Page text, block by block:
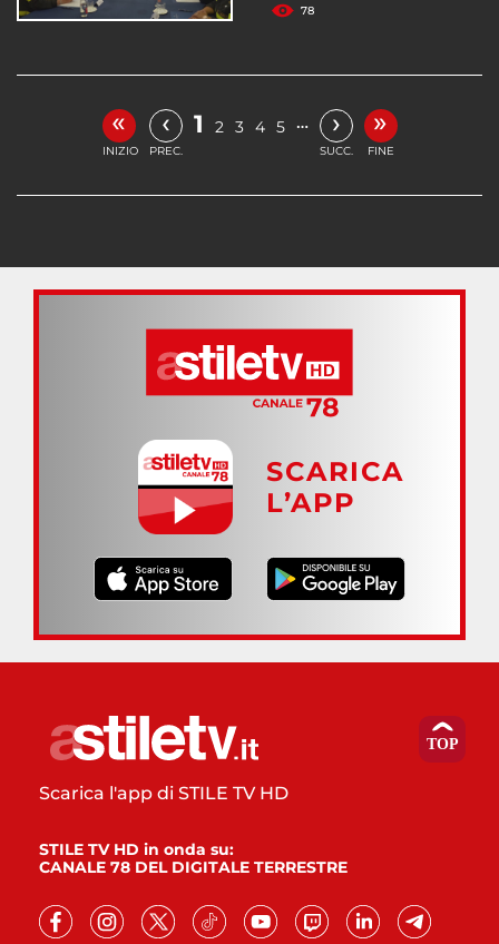
78
«
INIZIO
‹
PREC.
1 2 3 4 5 … ›
SUCC.
»
FINE
SCARICA
L’APP
Scarica l'app di STILE TV HD
STILE TV HD in onda su:
CANALE 78 DEL DIGITALE TERRESTRE